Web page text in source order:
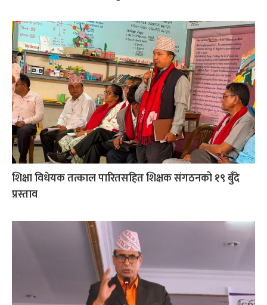
शिक्षा विधेयक तत्काल पारितसहित शिक्षक संगठनको १९ बुँदे
प्रस्ताव